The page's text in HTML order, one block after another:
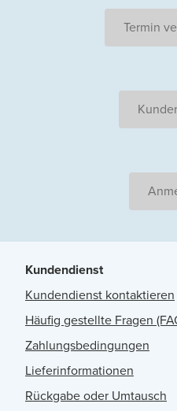
Termin
Kundendienst
Kundendienst kontaktieren
Häufig gestellte Fragen
Zahlungsbedingungen
Lieferinformationen
Rückgabe oder Umtausch